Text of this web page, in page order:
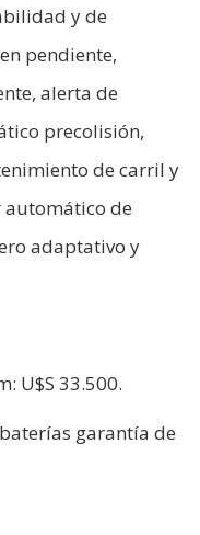
y de
pendiente,
alerta de
precolisión,
de carril y
de
adaptativo y
U$S 33.500.
garantía de